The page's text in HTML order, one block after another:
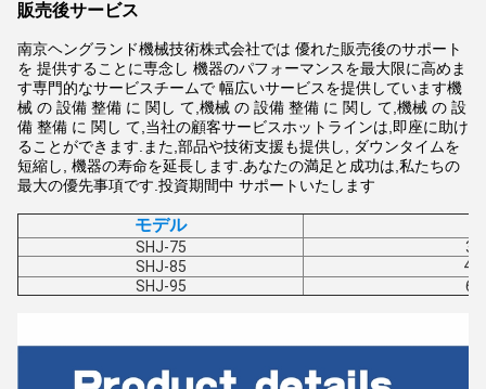
販売後サービス
南京ヘングランド機械技術株式会社では 優れた販売後のサポート
を 提供することに専念し 機器のパフォーマンスを最大限に高めま
す専門的なサービスチームで 幅広いサービスを提供しています機
械 の 設備 整備 に 関し て,機械 の 設備 整備 に 関し て,機械 の 設
備 整備 に 関し て,当社の顧客サービスホットラインは,即座に助け
ることができます.また,部品や技術支援も提供し, ダウンタイムを
短縮し, 機器の寿命を延長します.あなたの満足と成功は,私たちの
最大の優先事項です.投資期間中 サポートいたします
モデル
SHJ-75
SHJ-85
SHJ-95